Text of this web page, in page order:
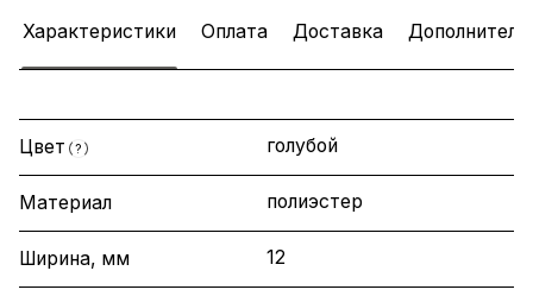
Характеристики Оплата Доставка
Цвет ? голубой
Материал полиэстер
Ширина, мм 12